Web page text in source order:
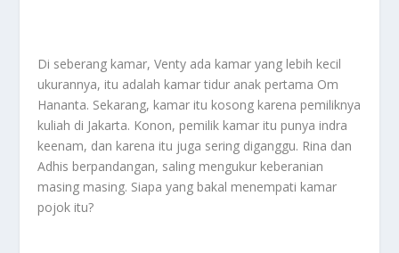
Di seberang kamar, Venty ada kamar yang lebih kecil
ukurannya, itu adalah kamar tidur anak pertama Om
Hananta. Sekarang, kamar itu kosong karena pemiliknya
kuliah di Jakarta. Konon, pemilik kamar itu punya indra
keenam, dan karena itu juga sering diganggu. Rina dan
Adhis berpandangan, saling mengukur keberanian
masing masing. Siapa yang bakal menempati kamar
pojok itu?